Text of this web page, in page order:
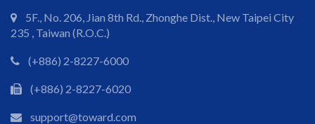
5F., No. 206, Jian 8th Rd., Zhonghe Dist., New Taipei City
235 , Taiwan (R.O.C.)
(+886) 2-8227-6000
(+886) 2-8227-6020
support@toward.com